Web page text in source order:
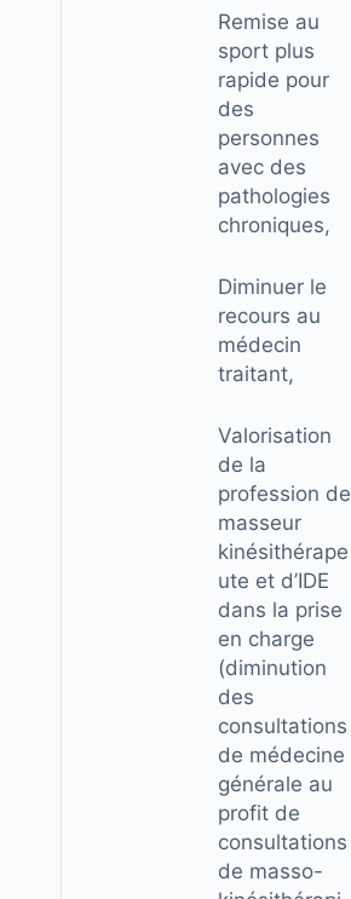
Remise au
sport plus
rapide pour
des
personnes
avec des
pathologies
chroniques,
Diminuer le
recours au
médecin
traitant,
Valorisation
de la
profession de
masseur
kinésithérape
ute et d’IDE
dans la prise
en charge
(diminution
des
consultations
de médecine
générale au
profit de
consultations
de masso-